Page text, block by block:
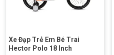
Xe Đạp Trẻ Em Bé Trai
Hector Polo 18 Inch